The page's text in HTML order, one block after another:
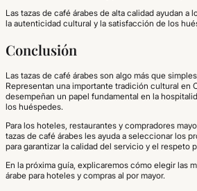
Las tazas de café árabes de alta calidad ayudan a
la autenticidad cultural y la satisfacción de los
Conclusión
Las tazas de café árabes son algo más que
Representan una importante tradición cultural en
desempeñan un papel fundamental en la
los huéspedes.
Para los hoteles, restaurantes y compradores
tazas de café árabes les ayuda a seleccionar los
para garantizar la calidad del servicio y el respeto
En la próxima guía, explicaremos cómo elegir las
árabe para hoteles y compras al por mayor.